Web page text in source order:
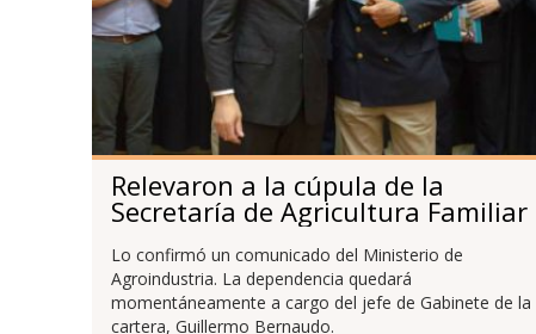
Relevaron a la cúpula de la
Secretaría de Agricultura Familiar
Lo confirmó un comunicado del Ministerio de
Agroindustria. La dependencia quedará
momentáneamente a cargo del jefe de Gabinete de la
cartera, Guillermo Bernaudo.